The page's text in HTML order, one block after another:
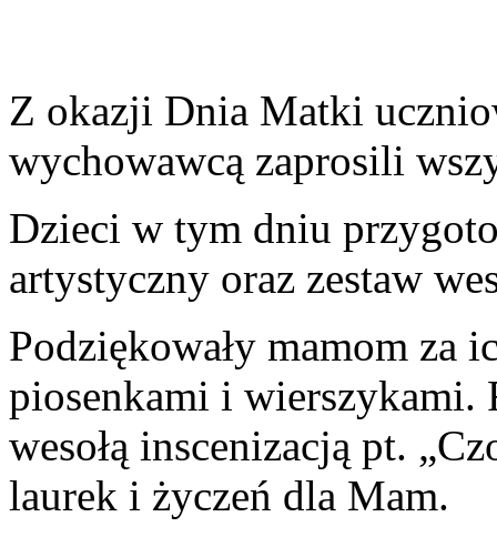
Z okazji Dnia Matki
wychowawcą zaprosili
Dzieci w tym dniu
artystyczny oraz zestaw
Podziękowały mamom za
piosenkami i wierszykami.
wesołą inscenizacją pt.
laurek i życzeń dla Mam.